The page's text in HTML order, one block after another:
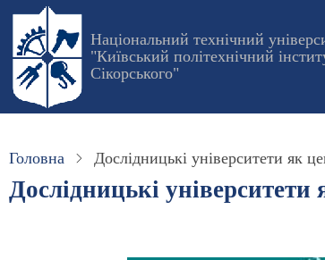
Перейти
основного
вмісту
Національний технічний
"Київський політехнічний
Сікорського"
Головна Дослідницькі університети як
Дослідницькі